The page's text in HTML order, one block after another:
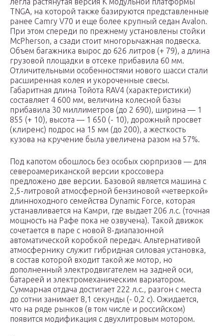
TNGA, на которой также базируются представленные
ранее Camry V70 и еще более крупный седан Avalon.
При этом спереди по прежнему установлены стойки
McPherson, а сзади стоит многорычажная подвеска.
Объем багажника вырос до 626 литров (+ 79), а длина
грузовой площадки в отсеке прибавила 60 мм.
Отличительными особенностями нового шасси стали
расширенная колея и укороченные свесы.
Габаритная длина Тойота RAV4 (характеристики)
составляет 4 600 мм, величина колесной базы
прибавила 30 миллиметров (до 2 690), ширина — 1
855 (+ 10), высота — 1 650 (- 10), дорожный просвет
(клиренс) подрос на 15 мм (до 200), а жесткость
кузова на кручение была увеличена разом на 57%.
Под капотом обошлось без особых сюрпризов — для
североамериканской версии кроссовера
предложено две версии. Базовой является машина с
2,5-литровой атмосферной бензиновой «четверкой»
длинноходного семейства Dynamic Force, которая
устанавливается на Камри, где выдает 206 л.с. (точная
мощность на Рафе пока не озвучена). Такой движок
сочетается в паре с новой 8-диапазонной
автоматической коробкой передач. Альтернативой
атмосфернику служит гибридная силовая установка,
в состав которой входит такой же мотор, но
дополненный электродвигателем на задней оси,
батареей и электромеханическим вариатором.
Суммарная отдача достигает 222 л.с., разгон с места
до сотни занимает 8,1 секунды (- 0,2 с). Ожидается,
что на ряде рынков (в том числе и российском)
появится модификация с двухлитровым мотором.